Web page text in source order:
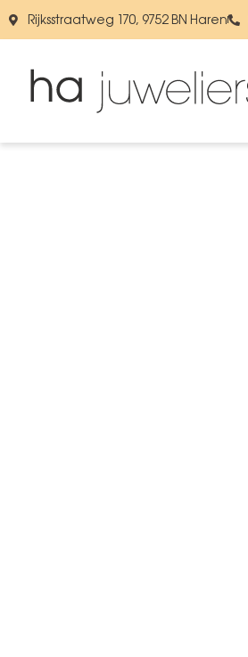
Rijksstraatweg 170, 9752 BN Haren